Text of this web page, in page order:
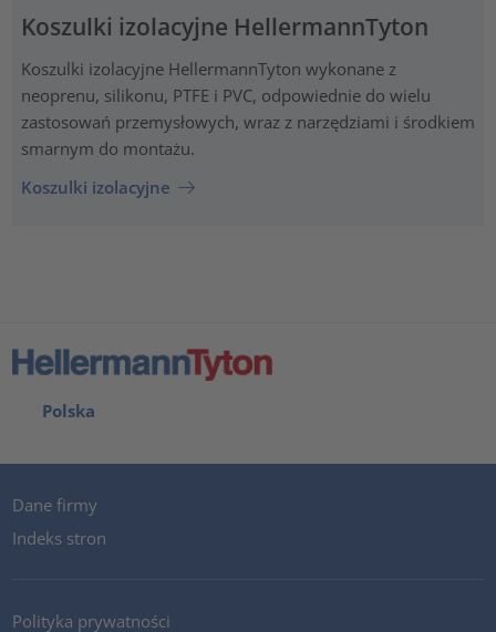
Koszulki izolacyjne HellermannTyton
Koszulki izolacyjne HellermannTyton wykonane z
neoprenu, silikonu, PTFE i PVC, odpowiednie do wielu
zastosowań przemysłowych, wraz z narzędziami i środkiem
smarnym do montażu.
Koszulki izolacyjne
Polska
Dane firmy
Indeks stron
Polityka prywatności